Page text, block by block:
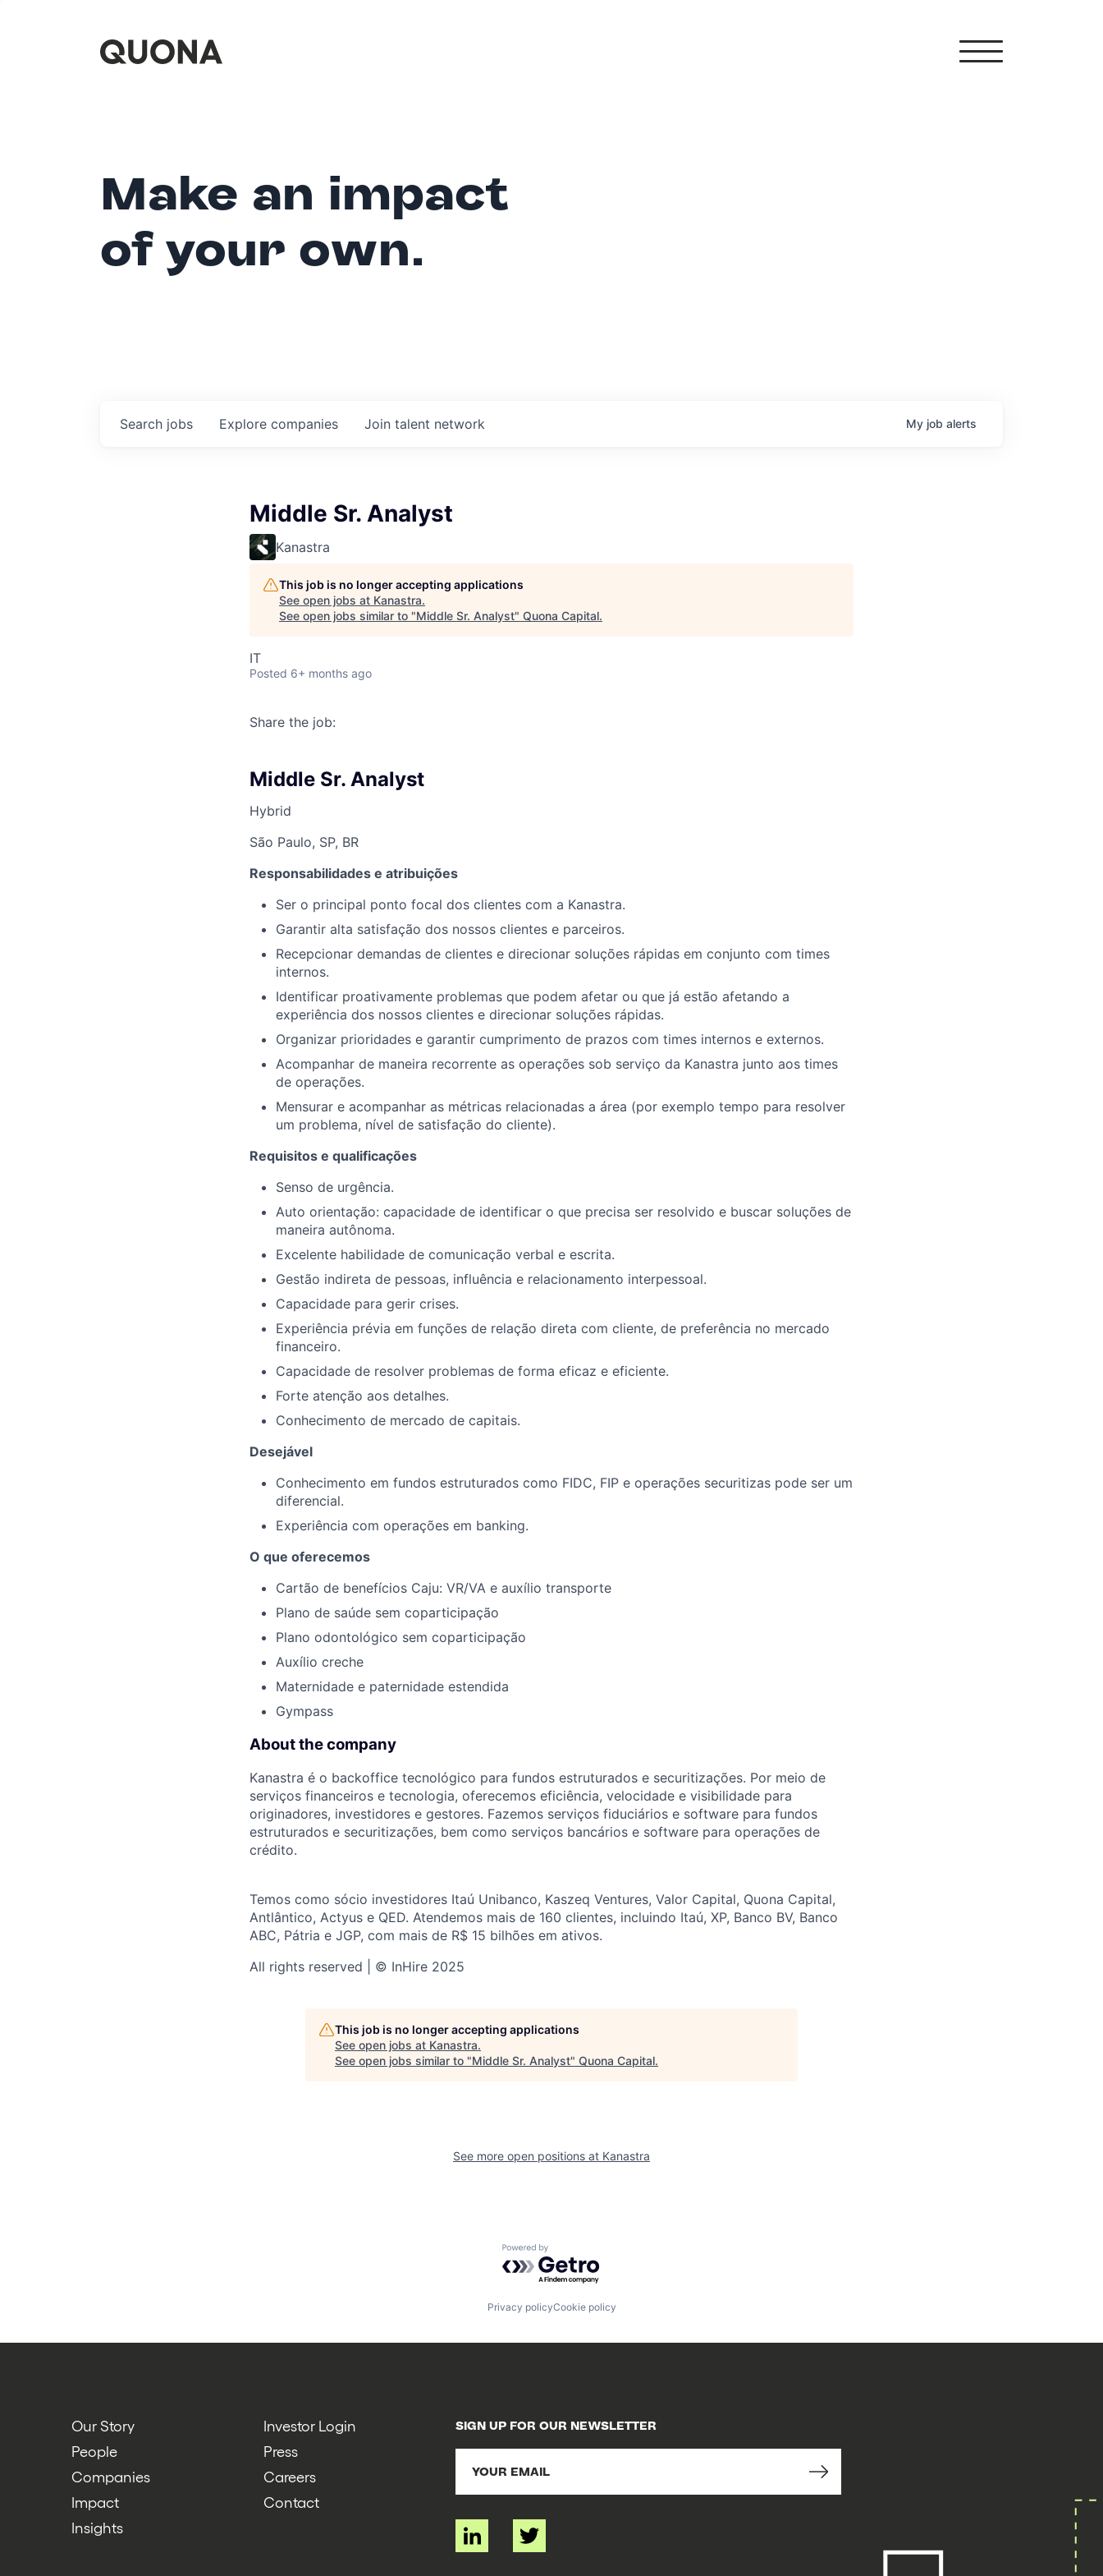
Make an impact
of your own.
Search jobs Explore companies Join talent network My job alerts
Middle Sr. Analyst
Kanastra
This job is no longer accepting applications
See open jobs at Kanastra.
See open jobs similar to "Middle Sr. Analyst" Quona Capital.
IT
Posted 6+ months ago
Share the job:
Middle Sr. Analyst
Hybrid
São Paulo, SP, BR
Responsabilidades e atribuições
Ser o principal ponto focal dos clientes com a Kanastra.
Garantir alta satisfação dos nossos clientes e parceiros.
Recepcionar demandas de clientes e direcionar soluções rápidas em conjunto com times
internos.
Identificar proativamente problemas que podem afetar ou que já estão afetando a
experiência dos nossos clientes e direcionar soluções rápidas.
Organizar prioridades e garantir cumprimento de prazos com times internos e externos.
Acompanhar de maneira recorrente as operações sob serviço da Kanastra junto aos times
de operações.
Mensurar e acompanhar as métricas relacionadas a área (por exemplo tempo para resolver
um problema, nível de satisfação do cliente).
Requisitos e qualificações
Senso de urgência.
Auto orientação: capacidade de identificar o que precisa ser resolvido e buscar soluções de
maneira autônoma.
Excelente habilidade de comunicação verbal e escrita.
Gestão indireta de pessoas, influência e relacionamento interpessoal.
Capacidade para gerir crises.
Experiência prévia em funções de relação direta com cliente, de preferência no mercado
financeiro.
Capacidade de resolver problemas de forma eficaz e eficiente.
Forte atenção aos detalhes.
Conhecimento de mercado de capitais.
Desejável
Conhecimento em fundos estruturados como FIDC, FIP e operações securitizas pode ser um
diferencial.
Experiência com operações em banking.
O que oferecemos
Cartão de benefícios Caju: VR/VA e auxílio transporte
Plano de saúde sem coparticipação
Plano odontológico sem coparticipação
Auxílio creche
Maternidade e paternidade estendida
Gympass
About the company
Kanastra é o backoffice tecnológico para fundos estruturados e securitizações. Por meio de
serviços financeiros e tecnologia, oferecemos eficiência, velocidade e visibilidade para
originadores, investidores e gestores. Fazemos serviços fiduciários e software para fundos
estruturados e securitizações, bem como serviços bancários e software para operações de
crédito.
Temos como sócio investidores Itaú Unibanco, Kaszeq Ventures, Valor Capital, Quona Capital,
Antlântico, Actyus e QED. Atendemos mais de 160 clientes, incluindo Itaú, XP, Banco BV, Banco
ABC, Pátria e JGP, com mais de R$ 15 bilhões em ativos.
All rights reserved | © InHire 2025
This job is no longer accepting applications
See open jobs at Kanastra.
See open jobs similar to "Middle Sr. Analyst" Quona Capital.
See more open positions at Kanastra
Powered by Getro.com
Privacy policyCookie policy
Our Story
People
Companies
Impact
Insights
Investor Login
Press
Careers
Contact
SIGN UP FOR OUR NEWSLETTER